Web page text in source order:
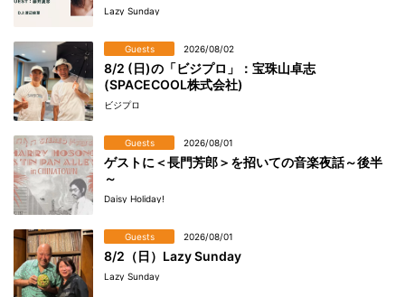
Lazy Sunday
Guests 2026/08/02
8/2 (日)の「ビジプロ」：宝珠山卓志
(SPACECOOL株式会社)
ビジプロ
Guests 2026/08/01
ゲストに＜長門芳郎＞を招いての音楽夜話～後半
～
Daisy Holiday!
Guests 2026/08/01
8/2（日）Lazy Sunday
Lazy Sunday